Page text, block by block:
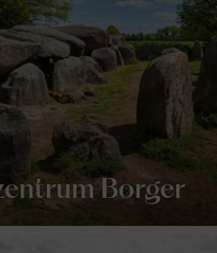
Borger